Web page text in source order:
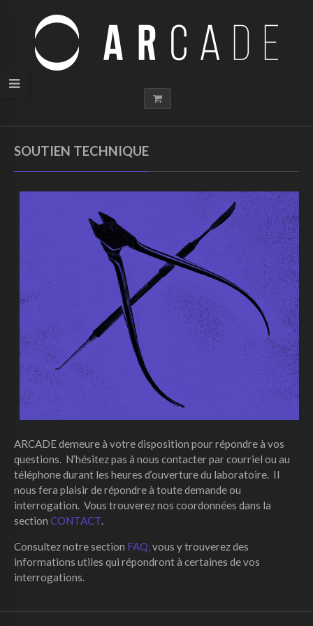
SOUTIEN TECHNIQUE
ARCADE demeure à votre disposition pour répondre à vos
questions. N’hésitez pas à nous contacter par courriel ou au
téléphone durant les heures d’ouverture du laboratoire. Il
nous fera plaisir de répondre à toute demande ou
interrogation. Vous trouverez nos coordonnées dans la
section CONTACT.
Consultez notre section FAQ,vous y trouverez des
informations utiles qui répondront à certaines de vos
interrogations.